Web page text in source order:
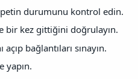
durumunu kontrol edin.
bir kez gittiğini doğrulayın.
bağlantıları sınayın.
yapın.